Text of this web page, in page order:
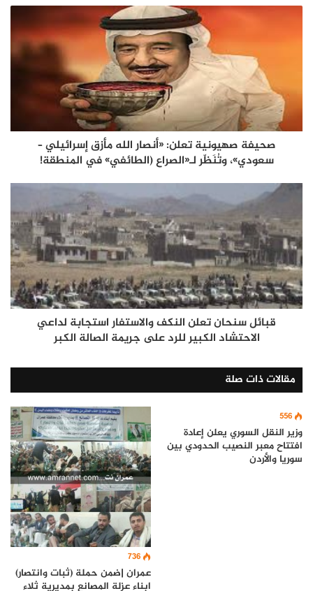
صحيفة صهيونية تعلن: «أنصار الله مأزق إسرائيلي –
سعودي»، وتُنَظّر لـ«الصراع (الطائفي» في المنطقة!
قبائل سنحان تعلن النكف والاستفار استجابة لداعي
الاحتشاد الكبير للرد على جريمة الصالة الكبر
مقالات ذات صلة
556
وزير النقل السوري يعلن إعادة
افتتاح معبر النصيب الحدودي بين
سوريا والأردن
736
عمران |ضمن حملة (ثبات وانتصار)
ابناء عزلة المصانع بمديرية ثلاء